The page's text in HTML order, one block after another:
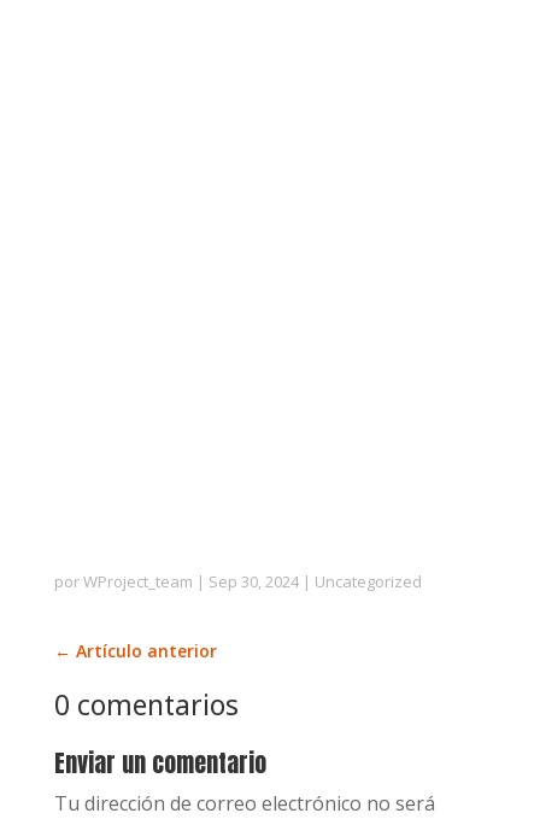
porWProject_team | Sep 30, 2024| Uncategorized
← Artículo anterior
0 comentarios
Enviar un comentario
Tu dirección de correo electrónico no será